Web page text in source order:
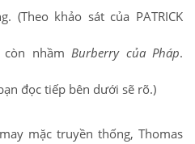
(Theo khảo sát của PATRICK
còn nhầm Burberry của Pháp.
đọc tiếp bên dưới sẽ rõ.)
mặc truyền thống, Thomas